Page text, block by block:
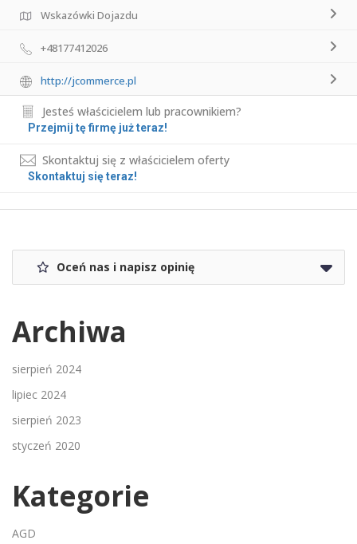
Wskazówki Dojazdu
+48177412026
http://jcommerce.pl
Jesteś właścicielem lub pracownikiem?
Przejmij tę firmę już teraz!
Skontaktuj się z właścicielem oferty
Skontaktuj się teraz!
Oceń nas i napisz opinię
Archiwa
sierpień 2024
lipiec 2024
sierpień 2023
styczeń 2020
Kategorie
AGD